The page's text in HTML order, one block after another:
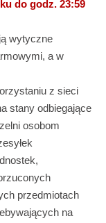
do godz. 23:59
wytyczne
a w
z sieci
stany odbiegające
osobom
przedmiotach
na